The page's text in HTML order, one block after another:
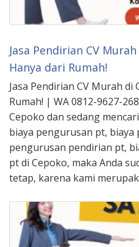
Jasa Pendirian CV
Hanya dari Rumah!
Jasa Pendirian CV Murah
Rumah! | WA 0812-9627-
Cepoko dan sedang
biaya pengurusan pt, biaya
pengurusan pendirian pt,
pt di Cepoko, maka Anda
tetap, karena kami